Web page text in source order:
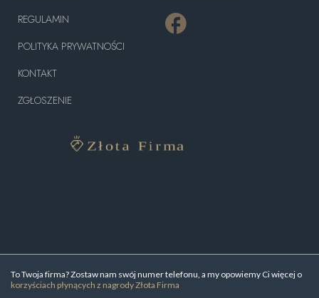
To Twoja firma? Zostaw nam swój numer telefonu, a my opowiemy Ci więcej o
korzyściach płynących z nagrody Złota Firma
REGULAMIN
POLITYKA PRYWATNOŚCI
KONTAKT
ZGŁOSZENIE